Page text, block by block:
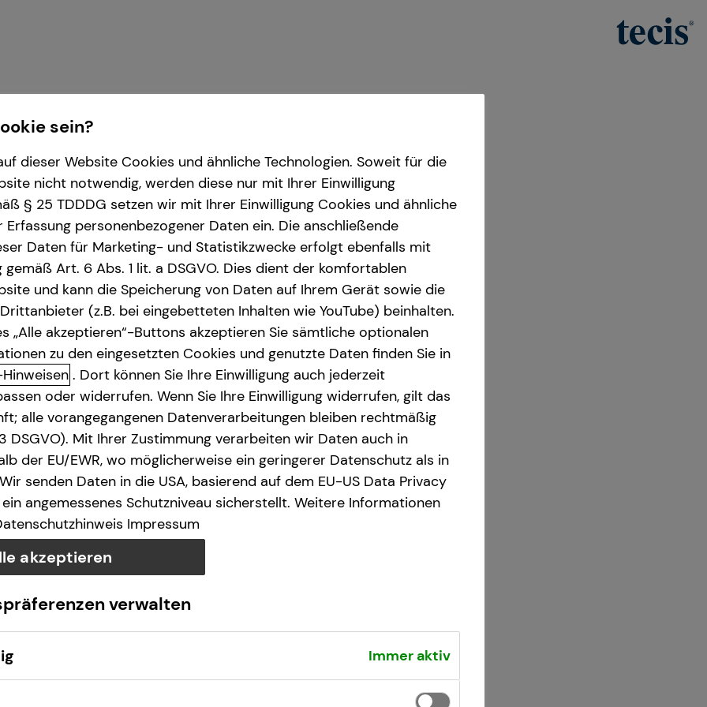
die tecis Finanzdienstleistungen AG
§ 18 Abs. 2 MStV
sein?
dieser Website Cookies und ähnliche Technologien. Soweit für die
nicht notwendig, werden diese nur mit Ihrer Einwilligung
§ 25 TDDDG setzen wir mit Ihrer Einwilligung Cookies und ähnliche
Erfassung personenbezogener Daten ein. Die anschließende
Daten für Marketing- und Statistikzwecke erfolgt ebenfalls mit
gemäß Art. 6 Abs. 1 lit. a DSGVO. Dies dient der komfortablen
und kann die Speicherung von Daten auf Ihrem Gerät sowie die
(z.B. bei eingebetteten Inhalten wie YouTube) beinhalten.
„Alle akzeptieren“-Buttons akzeptieren Sie sämtliche optionalen
zu den eingesetzten Cookies und genutzte Daten finden Sie in
. Dort können Sie Ihre Einwilligung auch jederzeit
oder widerrufen. Wenn Sie Ihre Einwilligung widerrufen, gilt das
alle vorangegangenen Datenverarbeitungen bleiben rechtmäßig
DSGVO). Mit Ihrer Zustimmung verarbeiten wir Daten auch in
der EU/EWR, wo möglicherweise ein geringerer Datenschutz als in
senden Daten in die USA, basierend auf dem EU-US Data Privacy
angemessenes Schutzniveau sicherstellt. Weitere Informationen
Impressum
akzeptieren
verwalten
Immer aktiv